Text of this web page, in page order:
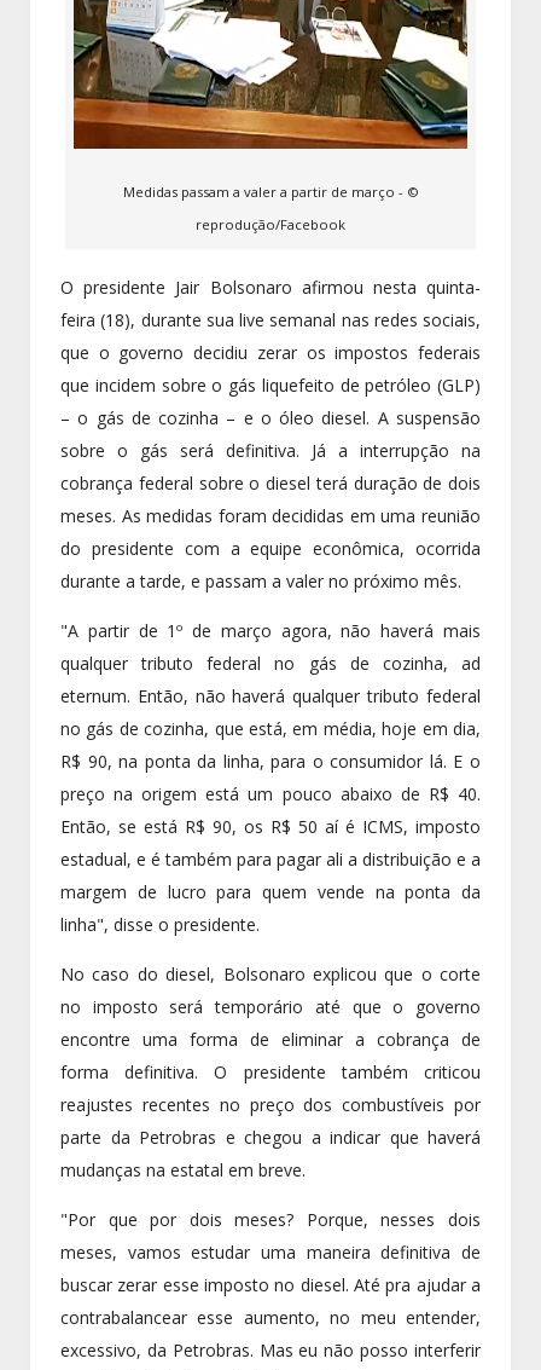
Medidas passam a valer a partir de março - ©
reprodução/Facebook
O presidente Jair Bolsonaro afirmou nesta quinta-
feira (18), durante sua live semanal nas redes sociais,
que o governo decidiu zerar os impostos federais
que incidem sobre o gás liquefeito de petróleo (GLP)
– o gás de cozinha – e o óleo diesel. A suspensão
sobre o gás será definitiva. Já a interrupção na
cobrança federal sobre o diesel terá duração de dois
meses. As medidas foram decididas em uma reunião
do presidente com a equipe econômica, ocorrida
durante a tarde, e passam a valer no próximo mês.
"A partir de 1º de março agora, não haverá mais
qualquer tributo federal no gás de cozinha, ad
eternum. Então, não haverá qualquer tributo federal
no gás de cozinha, que está, em média, hoje em dia,
R$ 90, na ponta da linha, para o consumidor lá. E o
preço na origem está um pouco abaixo de R$ 40.
Então, se está R$ 90, os R$ 50 aí é ICMS, imposto
estadual, e é também para pagar ali a distribuição e a
margem de lucro para quem vende na ponta da
linha", disse o presidente.
No caso do diesel, Bolsonaro explicou que o corte
no imposto será temporário até que o governo
encontre uma forma de eliminar a cobrança de
forma definitiva. O presidente também criticou
reajustes recentes no preço dos combustíveis por
parte da Petrobras e chegou a indicar que haverá
mudanças na estatal em breve.
"Por que por dois meses? Porque, nesses dois
meses, vamos estudar uma maneira definitiva de
buscar zerar esse imposto no diesel. Até pra ajudar a
contrabalancear esse aumento, no meu entender,
excessivo, da Petrobras. Mas eu não posso interferir